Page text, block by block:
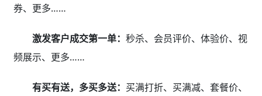
券、更多……
激发客户成交第一单： 秒杀、会员评价、体验价、视
频展示、更多……
有买有送，多买多送： 买满打折、买满减、套餐价、